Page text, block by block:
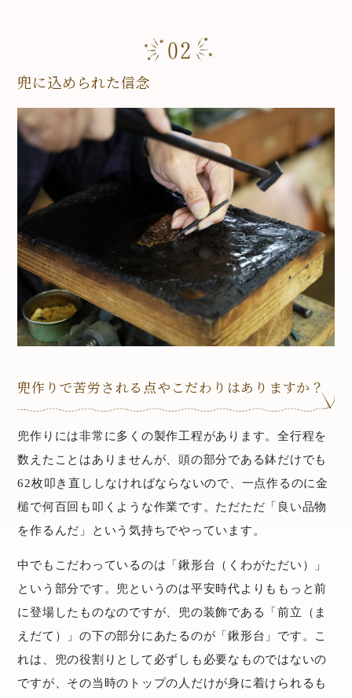
兜に込められた信念
兜作りで苦労される点やこだわりはありますか？
兜作りには非常に多くの製作工程があります。全行程を
数えたことはありませんが、頭の部分である鉢だけでも
62枚叩き直ししなければならないので、一点作るのに金
槌で何百回も叩くような作業です。ただただ「良い品物
を作るんだ」という気持ちでやっています。
中でもこだわっているのは「鍬形台（くわがただい）」
という部分です。兜というのは平安時代よりももっと前
に登場したものなのですが、兜の装飾である「前立（ま
えだて）」の下の部分にあたるのが「鍬形台」です。こ
れは、兜の役割りとして必ずしも必要なものではないの
ですが、その当時のトップの人だけが身に着けられるも